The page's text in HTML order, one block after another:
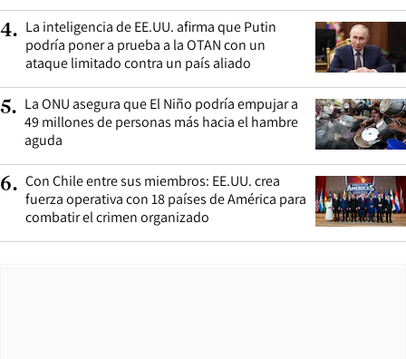
4. La inteligencia de EE.UU. afirma que Putin
podría poner a prueba a la OTAN con un
ataque limitado contra un país aliado
5. La ONU asegura que El Niño podría empujar a
49 millones de personas más hacia el hambre
aguda
6. Con Chile entre sus miembros: EE.UU. crea
fuerza operativa con 18 países de América para
combatir el crimen organizado